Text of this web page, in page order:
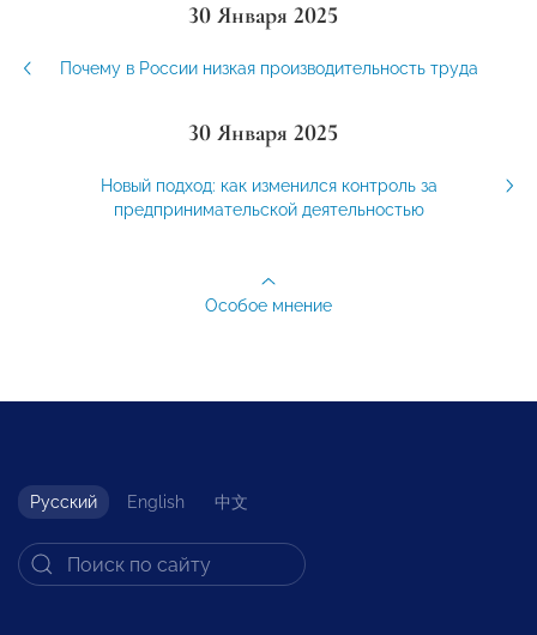
30 Января 2025
Почему в России низкая производительность труда
30 Января 2025
Новый подход: как изменился контроль за
предпринимательской деятельностью
Особое мнение
Русский English 中文